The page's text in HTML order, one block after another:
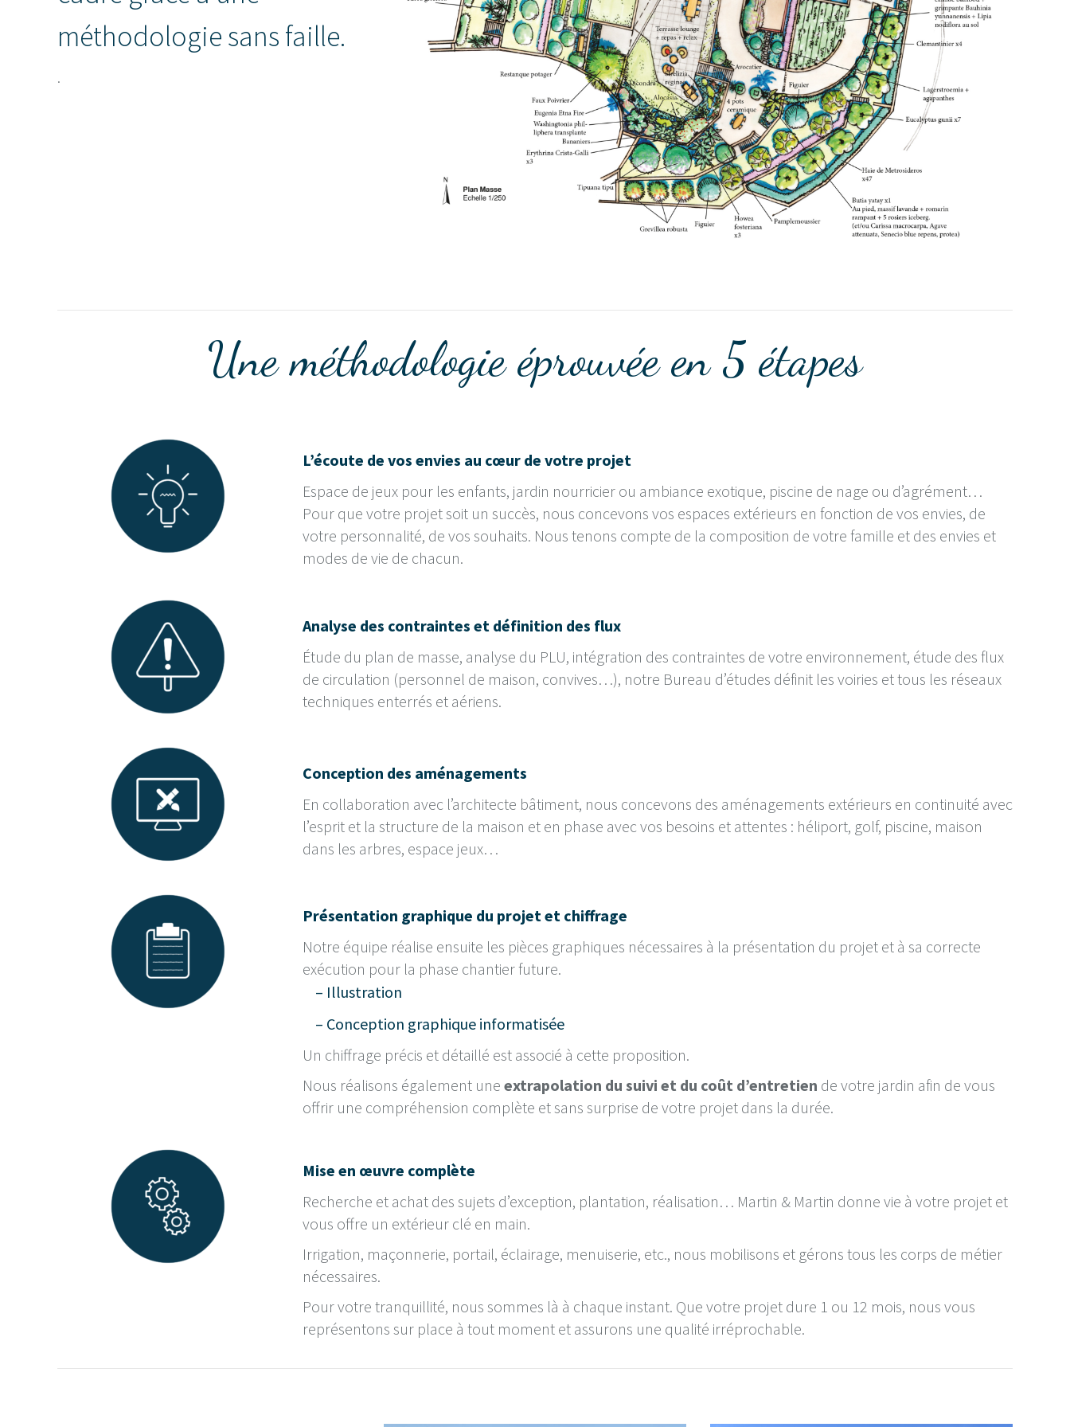
méthodologie sans faille.
.
Une méthodologie éprouvée en 5 étapes
L’écoute de vos envies au cœur de votre projet
Espace de jeux pour les enfants, jardin nourricier ou ambiance exotique, piscine de nage ou d’agrément…
Pour que votre projet soit un succès, nous concevons vos espaces extérieurs en fonction de vos envies, de
votre personnalité, de vos souhaits. Nous tenons compte de la composition de votre famille et des envies et
modes de vie de chacun.
Analyse des contraintes et définition des flux
Étude du plan de masse, analyse du PLU, intégration des contraintes de votre environnement, étude des flux
de circulation (personnel de maison, convives…), notre Bureau d’études définit les voiries et tous les réseaux
techniques enterrés et aériens.
Conception des aménagements
En collaboration avec l’architecte bâtiment, nous concevons des aménagements extérieurs en continuité avec
l’esprit et la structure de la maison et en phase avec vos besoins et attentes : héliport, golf, piscine, maison
dans les arbres, espace jeux…
Présentation graphique du projet et chiffrage
Notre équipe réalise ensuite les pièces graphiques nécessaires à la présentation du projet et à sa correcte
exécution pour la phase chantier future.
– Illustration
– Conception graphique informatisée
Un chiffrage précis et détaillé est associé à cette proposition.
Nous réalisons également une extrapolation du suivi et du coût d’entretien de votre jardin afin de vous
offrir une compréhension complète et sans surprise de votre projet dans la durée.
Mise en œuvre complète
Recherche et achat des sujets d’exception, plantation, réalisation… Martin & Martin donne vie à votre projet et
vous offre un extérieur clé en main.
Irrigation, maçonnerie, portail, éclairage, menuiserie, etc., nous mobilisons et gérons tous les corps de métier
nécessaires.
Pour votre tranquillité, nous sommes là à chaque instant. Que votre projet dure 1 ou 12 mois, nous vous
représentons sur place à tout moment et assurons une qualité irréprochable.